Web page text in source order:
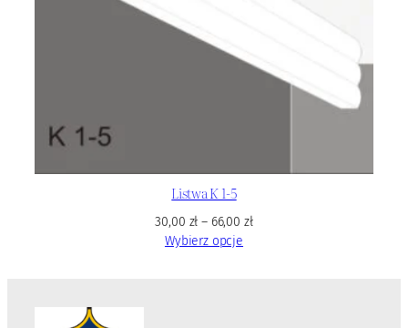
Listwa K 1-5
30,00 zł – 66,00 zł
Wybierz opcje